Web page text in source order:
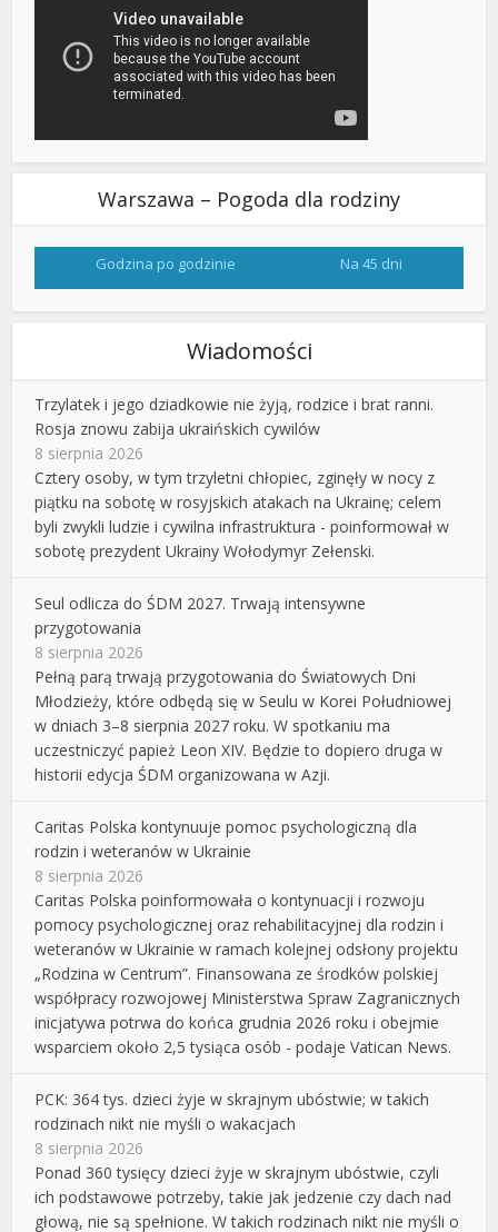
Warszawa – Pogoda dla rodziny
Godzina po godzinie Na 45 dni
Wiadomości
Trzylatek i jego dziadkowie nie żyją, rodzice i brat ranni.
Rosja znowu zabija ukraińskich cywilów
8 sierpnia 2026
Cztery osoby, w tym trzyletni chłopiec, zginęły w nocy z
piątku na sobotę w rosyjskich atakach na Ukrainę; celem
byli zwykli ludzie i cywilna infrastruktura - poinformował w
sobotę prezydent Ukrainy Wołodymyr Zełenski.
Seul odlicza do ŚDM 2027. Trwają intensywne
przygotowania
8 sierpnia 2026
Pełną parą trwają przygotowania do Światowych Dni
Młodzieży, które odbędą się w Seulu w Korei Południowej
w dniach 3–8 sierpnia 2027 roku. W spotkaniu ma
uczestniczyć papież Leon XIV. Będzie to dopiero druga w
historii edycja ŚDM organizowana w Azji.
Caritas Polska kontynuuje pomoc psychologiczną dla
rodzin i weteranów w Ukrainie
8 sierpnia 2026
Caritas Polska poinformowała o kontynuacji i rozwoju
pomocy psychologicznej oraz rehabilitacyjnej dla rodzin i
weteranów w Ukrainie w ramach kolejnej odsłony projektu
„Rodzina w Centrum”. Finansowana ze środków polskiej
współpracy rozwojowej Ministerstwa Spraw Zagranicznych
inicjatywa potrwa do końca grudnia 2026 roku i obejmie
wsparciem około 2,5 tysiąca osób - podaje Vatican News.
PCK: 364 tys. dzieci żyje w skrajnym ubóstwie; w takich
rodzinach nikt nie myśli o wakacjach
8 sierpnia 2026
Ponad 360 tysięcy dzieci żyje w skrajnym ubóstwie, czyli
ich podstawowe potrzeby, takie jak jedzenie czy dach nad
głową, nie są spełnione. W takich rodzinach nikt nie myśli o